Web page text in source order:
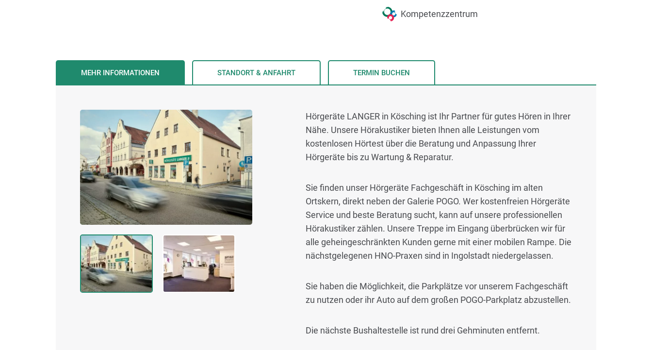
Kompetenzzentrum
MEHR INFORMATIONEN STANDORT & ANFAHRT TERMIN BUCHEN
Hörgeräte LANGER in Kösching ist Ihr Partner für gutes Hören in Ihrer
Nähe. Unsere Hörakustiker bieten Ihnen alle Leistungen vom
kostenlosen Hörtest über die Beratung und Anpassung Ihrer
Hörgeräte bis zu Wartung & Reparatur.
Sie finden unser Hörgeräte Fachgeschäft in Kösching im alten
Ortskern, direkt neben der Galerie POGO. Wer kostenfreien Hörgeräte
Service und beste Beratung sucht, kann auf unsere professionellen
Hörakustiker zählen. Unsere Treppe im Eingang überbrücken wir für
alle geheingeschränkten Kunden gerne mit einer mobilen Rampe. Die
nächstgelegenen HNO-Praxen sind in Ingolstadt niedergelassen.
Sie haben die Möglichkeit, die Parkplätze vor unserem Fachgeschäft
zu nutzen oder ihr Auto auf dem großen POGO-Parkplatz abzustellen.
Die nächste Bushaltestelle ist rund drei Gehminuten entfernt.